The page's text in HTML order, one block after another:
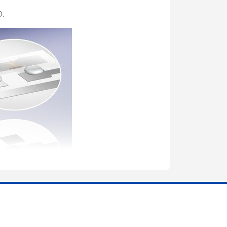
minh
viện thông
vô tuyến để tự động xác định và theo dõi